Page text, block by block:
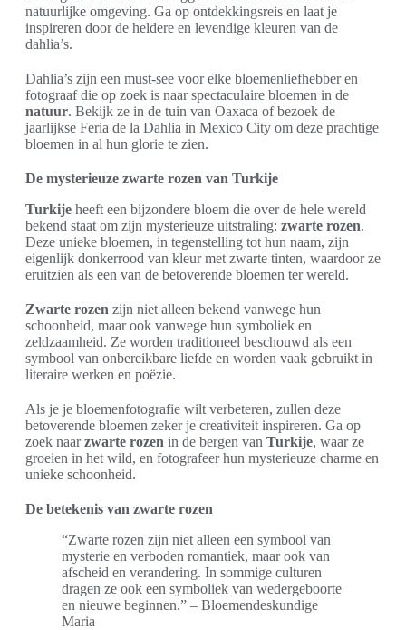
natuurlijke omgeving. Ga op ontdekkingsreis en laat je
inspireren door de heldere en levendige kleuren van de
dahlia’s.
Dahlia’s zijn een must-see voor elke bloemenliefhebber en
fotograaf die op zoek is naar spectaculaire bloemen in de
natuur. Bekijk ze in de tuin van Oaxaca of bezoek de
jaarlijkse Feria de la Dahlia in Mexico City om deze prachtige
bloemen in al hun glorie te zien.
De mysterieuze zwarte rozen van Turkije
Turkije heeft een bijzondere bloem die over de hele wereld
bekend staat om zijn mysterieuze uitstraling: zwarte rozen.
Deze unieke bloemen, in tegenstelling tot hun naam, zijn
eigenlijk donkerrood van kleur met zwarte tinten, waardoor ze
eruitzien als een van de betoverende bloemen ter wereld.
Zwarte rozen zijn niet alleen bekend vanwege hun
schoonheid, maar ook vanwege hun symboliek en
zeldzaamheid. Ze worden traditioneel beschouwd als een
symbool van onbereikbare liefde en worden vaak gebruikt in
literaire werken en poëzie.
Als je je bloemenfotografie wilt verbeteren, zullen deze
betoverende bloemen zeker je creativiteit inspireren. Ga op
zoek naarzwarte rozen in de bergen van Turkije, waar ze
groeien in het wild, en fotografeer hun mysterieuze charme en
unieke schoonheid.
De betekenis van zwarte rozen
“Zwarte rozen zijn niet alleen een symbool van
mysterie en verboden romantiek, maar ook van
afscheid en verandering. In sommige culturen
dragen ze ook een symboliek van wedergeboorte
en nieuwe beginnen.” – Bloemendeskundige
Maria